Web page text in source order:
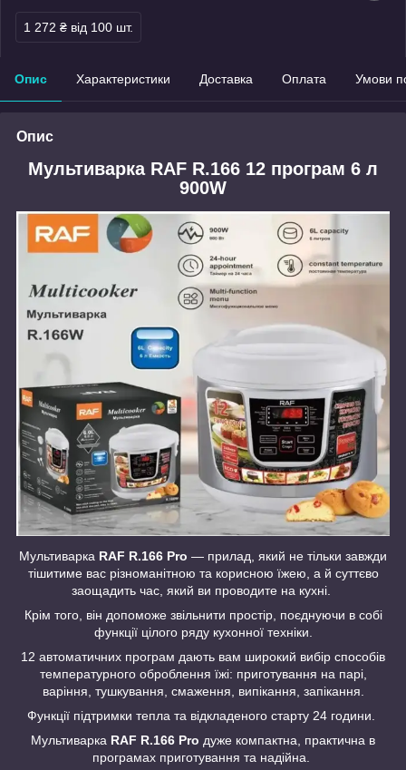
1 272 ₴ від 100 шт.
Опис Характеристики Доставка Оплата Умови
Опис
Мультиварка RAF R.166 12 програм 6 л
900W
Мультиварка RAF R.166 Pro — прилад, який не тільки завжди
тішитиме вас різноманітною та корисною їжею, а й суттєво
заощадить час, який ви проводите на кухні.
Крім того, він допоможе звільнити простір, поєднуючи в собі
функції цілого ряду кухонної техніки.
12 автоматичних програм дають вам широкий вибір способів
температурного оброблення їжі: приготування на парі,
варіння, тушкування, смаження, випікання, запікання.
Функції підтримки тепла та відкладеного старту 24 години.
Мультиварка RAF R.166 Pro дуже компактна, практична в
програмах приготування та надійна.